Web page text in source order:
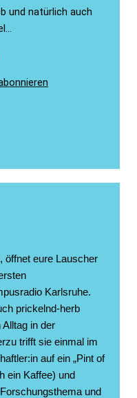
und natürlich auch
öffnet eure Lauscher
Karlsruhe.
prickelnd-herb
in der
trifft sie einmal im
auf ein „Pint of
ein Kaffee) und
und